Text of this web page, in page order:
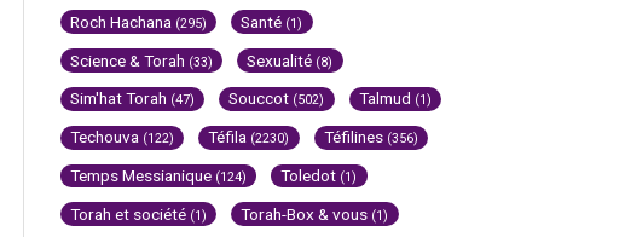
Roch Hachana (295) Santé (1)
Science & Torah (33) Sexualité (8)
Sim'hat Torah (47) Souccot (502) Talmud (1)
Techouva (122) Téfila (2230) Téfilines (356)
Temps Messianique (124) Toledot (1)
Torah et société (1) Torah-Box & vous (1)